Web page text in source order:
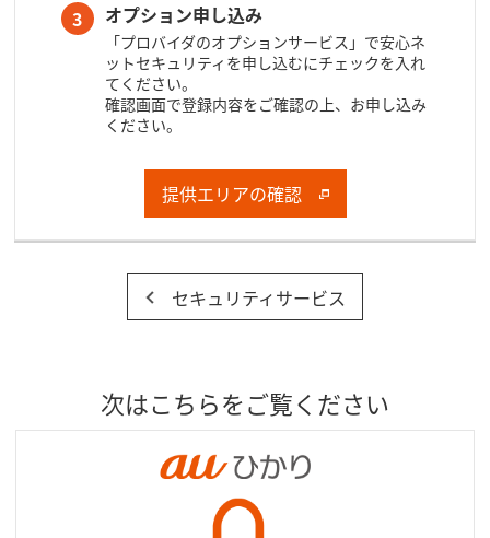
3 オプション申し込み
「プロバイダのオプションサービス」で安心ネ
ットセキュリティを申し込むにチェックを入れ
てください。
確認画面で登録内容をご確認の上、お申し込み
ください。
提供エリアの確認
セキュリティサービス
次はこちらをご覧ください